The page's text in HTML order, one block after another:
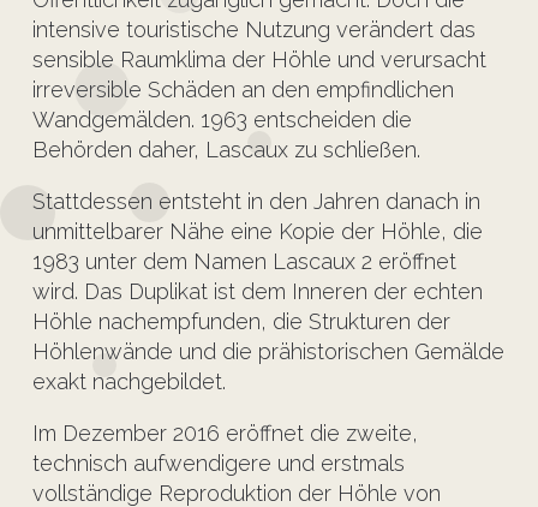
intensive touristische Nutzung verändert das
sensible Raumklima der Höhle und verursacht
irreversible Schäden an den empfindlichen
Wandgemälden. 1963 entscheiden die
Behörden daher, Lascaux zu schließen.
Stattdessen entsteht in den Jahren danach in
unmittelbarer Nähe eine Kopie der Höhle, die
1983 unter dem Namen Lascaux 2 eröffnet
wird. Das Duplikat ist dem Inneren der echten
Höhle nachempfunden, die Strukturen der
Höhlenwände und die prähistorischen Gemälde
exakt nachgebildet.
Im Dezember 2016 eröffnet die zweite,
technisch aufwendigere und erstmals
vollständige Reproduktion der Höhle von